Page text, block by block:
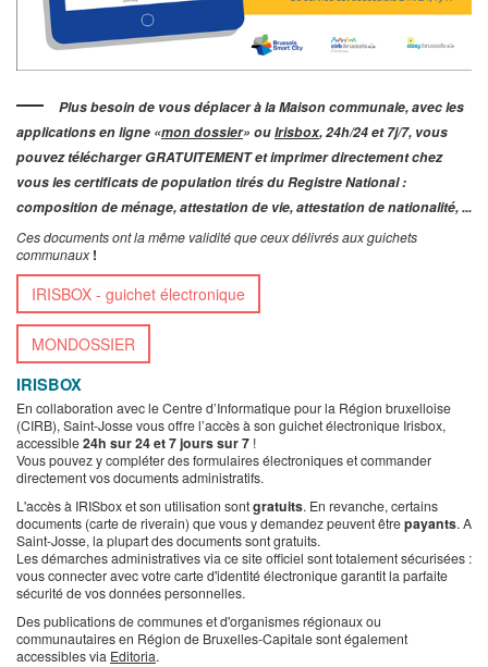
Plus besoin de vous déplacer à la Maison communale, avec les
applications en ligne «mon dossier» ouIrisbox,24h/24 et 7j/7, vous
pouvez télécharger GRATUITEMENT et imprimer directement chez
vous les certificats de population tirés du Registre National :
composition de ménage, attestation de vie, attestation de nationalité, ...
Ces documents ont la même validité que ceux délivrés aux guichets
communaux!
IRISBOX - guichet électronique
MONDOSSIER
IRISBOX
En collaboration avec le Centre d’Informatique pour la Région bruxelloise
(CIRB), Saint-Josse vous offre l’accès à son guichet électronique Irisbox,
accessible24h sur 24 et 7 jours sur 7 !
Vous pouvez y compléter des formulaires électroniques et commander
directement vos documents administratifs.
L'accès à IRISbox et son utilisation sontgratuits. En revanche, certains
documents (carte de riverain) que vous y demandez peuvent êtrepayants. A
Saint-Josse, la plupart des documents sont gratuits.
​Les démarches administratives via ce site officiel sont totalement sécurisées :
vous connecter avec votre carte d'identité électronique garantit la parfaite
sécurité de vos données personnelles.
Des publications de communes et d'organismes régionaux ou
communautaires en Région de Bruxelles-Capitale sont également
accessibles via Editoria.